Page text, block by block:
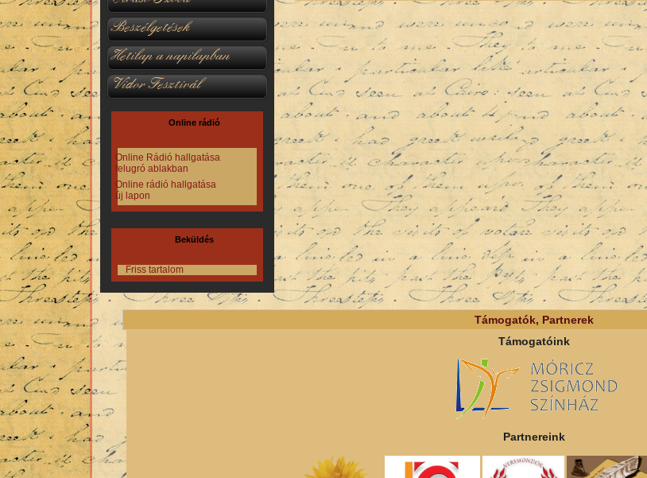
Beszélgetések
Hetilap a napilapban
Vidor Fesztivál
Online rádió
Online Rádió hallgatása
felugró ablakban
Online rádió hallgatása
új lapon
Beküldés
Friss tartalom
Támogatók, Partnerek
Támogatóink
Partnereink